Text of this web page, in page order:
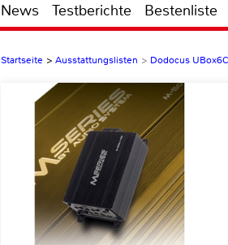
News Testberichte Bestenliste
Startseite > Ausstattungslisten > Dodocus